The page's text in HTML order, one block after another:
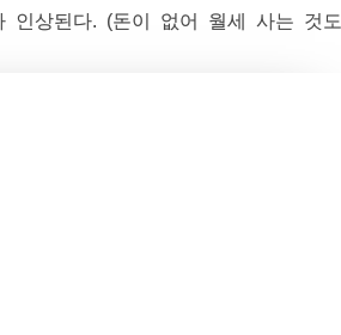
인상된다. (돈이 없어 월세 사는 것도